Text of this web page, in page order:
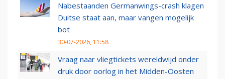
Nabestaanden Germanwings-crash klagen
Duitse staat aan, maar vangen mogelijk
bot
30-07-2026, 11:58
Vraag naar vliegtickets wereldwijd onder
druk door oorlog in het Midden-Oosten